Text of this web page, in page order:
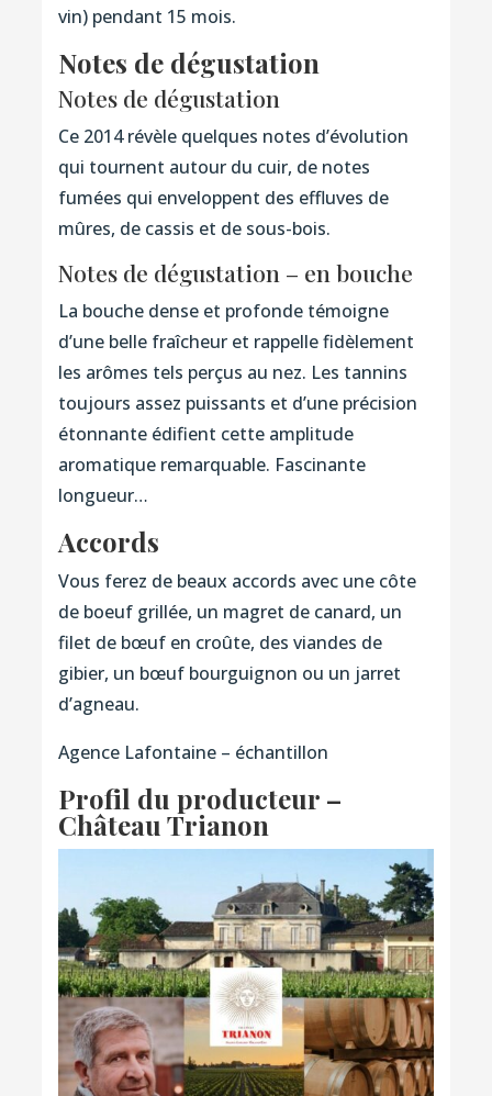
vin) pendant 15 mois.
Notes de dégustation
Notes de dégustation
Ce 2014 révèle quelques notes d’évolution
qui tournent autour du cuir, de notes
fumées qui enveloppent des effluves de
mûres, de cassis et de sous-bois.
Notes de dégustation – en bouche
La bouche dense et profonde témoigne
d’une belle fraîcheur et rappelle fidèlement
les arômes tels perçus au nez. Les tannins
toujours assez puissants et d’une précision
étonnante édifient cette amplitude
aromatique remarquable. Fascinante
longueur…
Accords
Vous ferez de beaux accords avec une côte
de boeuf grillée, un magret de canard, un
filet de bœuf en croûte, des viandes de
gibier, un bœuf bourguignon ou un jarret
d’agneau.
Agence Lafontaine – échantillon
Profil du producteur –
Château Trianon